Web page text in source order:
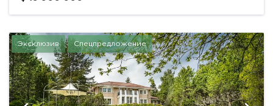
Эксклюзив Спецпредложение